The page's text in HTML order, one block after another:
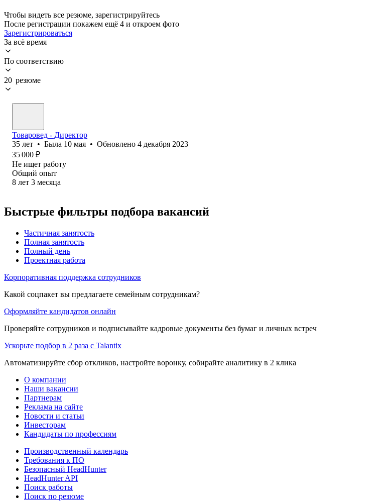
Чтобы видеть все резюме, зарегистрируйтесь
После регистрации покажем ещё 4 и откроем фото
Зарегистрироваться
За всё время
По соответствию
20 резюме
Товаровед - Директор
35 лет • Была 10 мая • Обновлено 4 декабря 2023
35 000 ₽
Не ищет работу
Общий опыт
8 лет 3 месяца
Быстрые фильтры подбора вакансий
Частичная занятость
Полная занятость
Полный день
Проектная работа
Корпоративная поддержка сотрудников
Какой соцпакет вы предлагаете семейным сотрудникам?
Оформляйте кандидатов онлайн
Проверяйте сотрудников и подписывайте кадровые документы без бумаг и личных встреч
Ускорьте подбор в 2 раза с Talantix
Автоматизируйте сбор откликов, настройте воронку, собирайте аналитику в 2 клика
О компании
Наши вакансии
Партнерам
Реклама на сайте
Новости и статьи
Инвесторам
Кандидаты по профессиям
Производственный календарь
Требования к ПО
Безопасный HeadHunter
HeadHunter API
Поиск работы
Поиск по резюме